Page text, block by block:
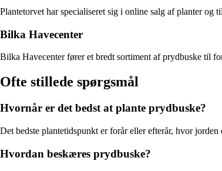
Plantetorvet har specialiseret sig i online salg af planter og
Bilka Havecenter
Bilka Havecenter fører et bredt sortiment af prydbuske til
Ofte stillede spørgsmål
Hvornår er det bedst at plante prydbuske?
Det bedste plantetidspunkt er forår eller efterår, hvor
Hvordan beskæres prydbuske?